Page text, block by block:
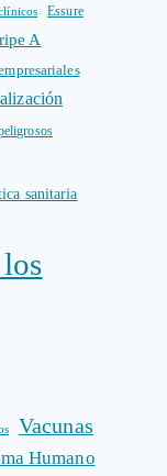
Essure
A
sanitaria
Vacunas
Humano